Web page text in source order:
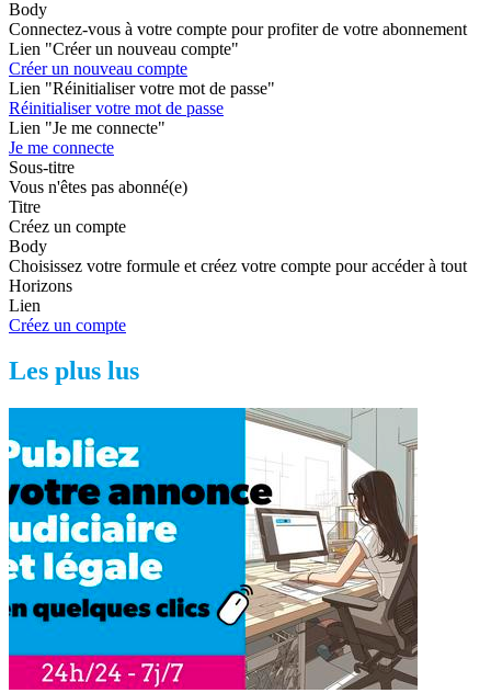
Body
Connectez-vous à votre compte pour profiter de votre abonnement
Lien "Créer un nouveau compte"
Créer un nouveau compte
Lien "Réinitialiser votre mot de passe"
Réinitialiser votre mot de passe
Lien "Je me connecte"
Je me connecte
Sous-titre
Vous n'êtes pas abonné(e)
Titre
Créez un compte
Body
Choisissez votre formule et créez votre compte pour accéder à tout
Horizons
Lien
Créez un compte
Les plus lus